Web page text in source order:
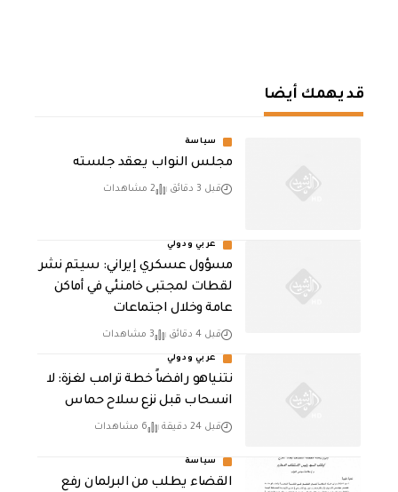
قد يهمك أيضا
سياسة
مجلس النواب يعقد جلسته
قبل 3 دقائق 2 مشاهدات
عربي ودولي
مسؤول عسكري إيراني: سيتم نشر
لقطات لمجتبى خامنئي في أماكن
عامة وخلال اجتماعات
قبل 4 دقائق 3 مشاهدات
عربي ودولي
نتنياهو رافضاً خطة ترامب لغزة: لا
انسحاب قبل نزع سلاح حماس
قبل 24 دقيقة 6 مشاهدات
سياسة
القضاء يطلب من البرلمان رفع